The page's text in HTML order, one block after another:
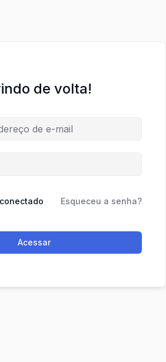
de volta!
Esqueceu a senha?
Acessar